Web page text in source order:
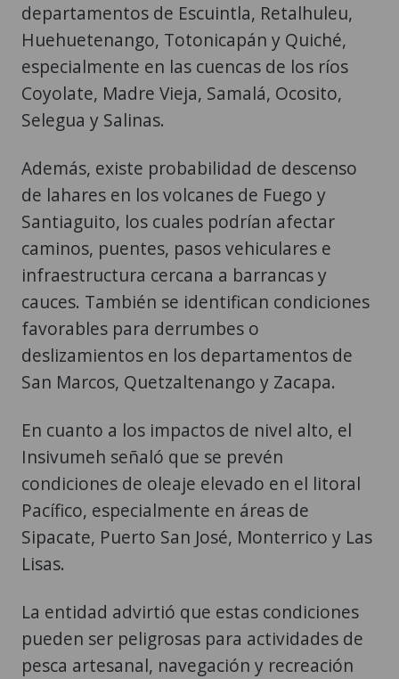
departamentos de Escuintla, Retalhuleu,
Huehuetenango, Totonicapán y Quiché,
especialmente en las cuencas de los ríos
Coyolate, Madre Vieja, Samalá, Ocosito,
Selegua y Salinas.
Además, existe probabilidad de descenso
de lahares en los volcanes de Fuego y
Santiaguito, los cuales podrían afectar
caminos, puentes, pasos vehiculares e
infraestructura cercana a barrancas y
cauces. También se identifican condiciones
favorables para derrumbes o
deslizamientos en los departamentos de
San Marcos, Quetzaltenango y Zacapa.
En cuanto a los impactos de nivel alto, el
Insivumeh señaló que se prevén
condiciones de oleaje elevado en el litoral
Pacífico, especialmente en áreas de
Sipacate, Puerto San José, Monterrico y Las
Lisas.
La entidad advirtió que estas condiciones
pueden ser peligrosas para actividades de
pesca artesanal, navegación y recreación